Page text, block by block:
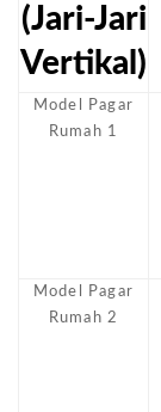
(Jari-Jari
Vertikal)
Model Pagar
Rumah 1
Model Pagar
Rumah 2